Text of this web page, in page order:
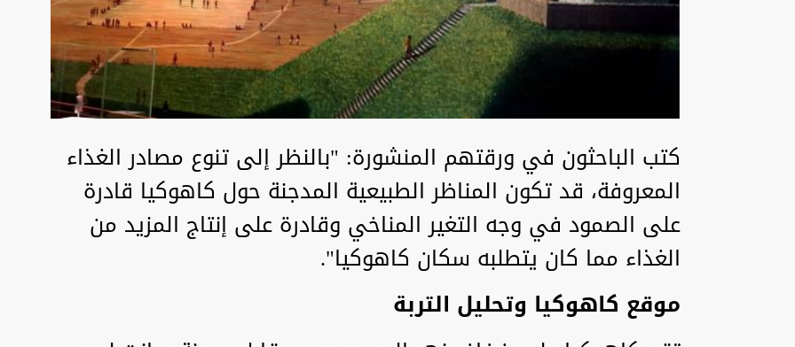
كتب الباحثون في ورقتهم المنشورة: "بالنظر إلى تنوع مصادر الغذاء
المعروفة، قد تكون المناظر الطبيعية المدجنة حول كاهوكيا قادرة
على الصمود في وجه التغير المناخي وقادرة على إنتاج المزيد من
الغذاء مما كان يتطلبه سكان كاهوكيا".
موقع كاهوكيا وتحليل التربة